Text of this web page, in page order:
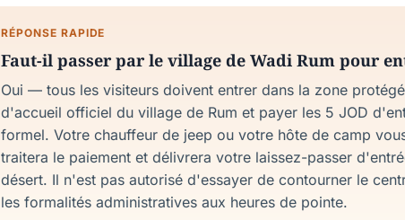
RÉPONSE RAPIDE
Faut-il passer par le village de Wadi Rum pour
Oui — tous les visiteurs doivent entrer dans la zone
d'accueil officiel du village de Rum et payer les 5 JOD
formel. Votre chauffeur de jeep ou votre hôte de camp
traitera le paiement et délivrera votre laissez-passer
désert. Il n'est pas autorisé d'essayer de contourner le
les formalités administratives aux heures de pointe.